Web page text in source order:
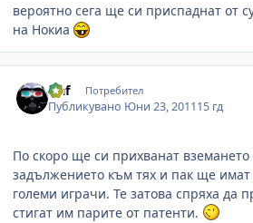
вероятно сега ще си приспаднат от
на Нокиа
slaf Потребител
Публикувано Юни 23, 201115 гд
По скоро ще си прихванат вземането
задължението към тях и пак ще имат
големи играчи. Те затова спряха да
стигат им парите от патенти.